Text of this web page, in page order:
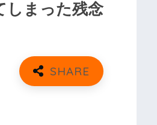
しまった残念